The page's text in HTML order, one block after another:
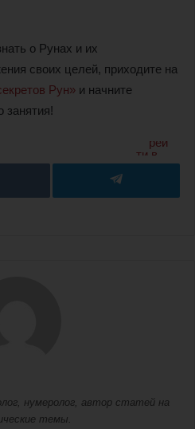
о Рунах и их
своих целей, приходите на
Рун» и начните
занятия!
нумеролог, автор статей на
темы.